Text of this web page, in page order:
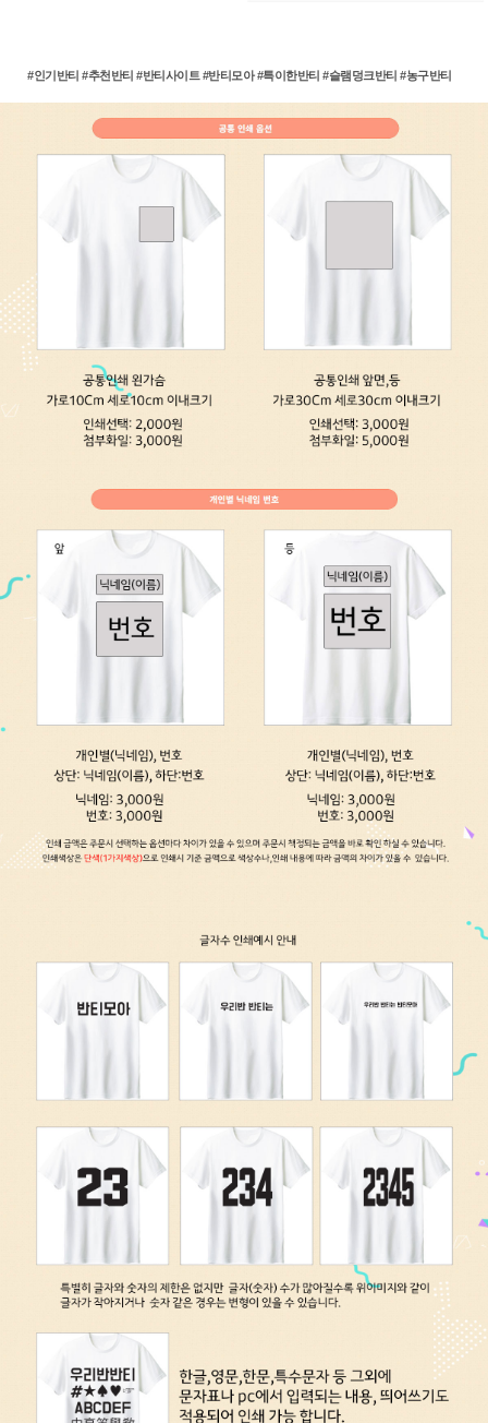
#인기반티 #추천반티 #반티사이트 #반티모아 #특이한반티 #슬램덩크반티 #농구반티